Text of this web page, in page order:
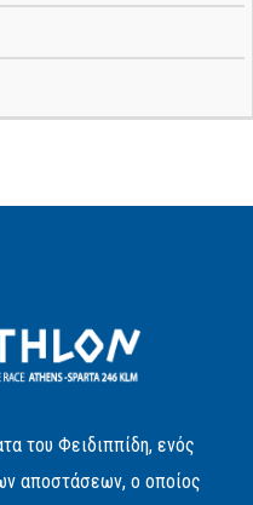
του Φειδιππίδη, ενός
αποστάσεων, ο οποίος